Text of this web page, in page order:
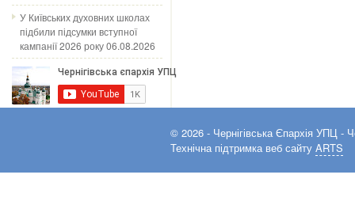
У Київських духовних школах
підбили підсумки вступної
кампанії 2026 року06.08.2026
© 2026 - Чернігівська Єпархія УПЦ -
Технічна підтримка веб сайту ARTS